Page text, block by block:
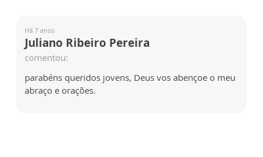
Há 7 anos
Juliano Ribeiro Pereira
comentou:
parabéns queridos jovens, Deus vos abençoe o meu
abraço e orações.